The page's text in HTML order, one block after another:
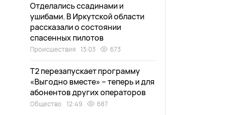
Отделались ссадинами и
ушибами. В Иркутской области
рассказали о состоянии
спасенных пилотов
Происшествия 13:03 673
Т2 перезапускает программу
«Выгодно вместе» – теперь и для
абонентов других операторов
Общество 12:49 687